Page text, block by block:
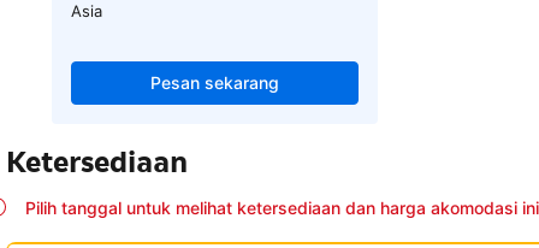
Asia
Pesan sekarang
Ketersediaan
Pilih tanggal untuk melihat ketersediaan dan harga akomodasi ini